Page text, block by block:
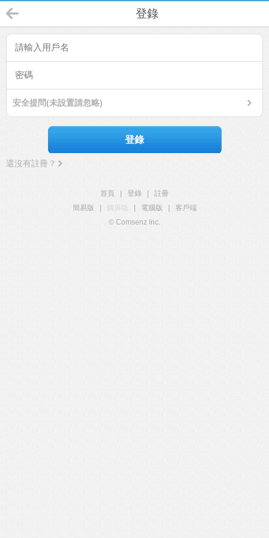
登錄
安全提問(未設置請忽略)
登錄
還沒有註冊？
首頁 登錄
註冊
簡易版
觸屏版 電腦版
客戶端
© Comsenz Inc.